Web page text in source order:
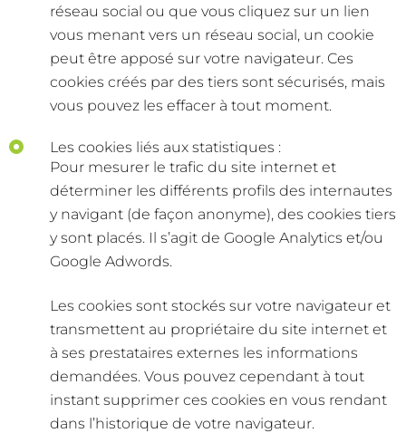
réseau social ou que vous cliquez sur un lien
vous menant vers un réseau social, un cookie
peut être apposé sur votre navigateur. Ces
cookies créés par des tiers sont sécurisés, mais
vous pouvez les effacer à tout moment.
Les cookies liés aux statistiques :
Pour mesurer le trafic du site internet et
déterminer les différents profils des internautes
y navigant (de façon anonyme), des cookies tiers
y sont placés. Il s’agit de Google Analytics et/ou
Google Adwords.
Les cookies sont stockés sur votre navigateur et
transmettent au propriétaire du site internet et
à ses prestataires externes les informations
demandées. Vous pouvez cependant à tout
instant supprimer ces cookies en vous rendant
dans l’historique de votre navigateur.